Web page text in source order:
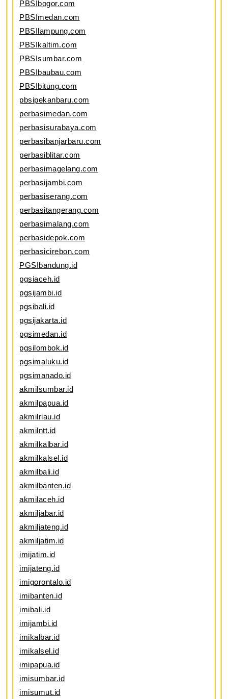
PBSIbogor.com
PBSImedan.com
PBSIlampung.com
PBSIkaltim.com
PBSIsumbar.com
PBSIbaubau.com
PBSIbitung.com
pbsipekanbaru.com
perbasimedan.com
perbasisurabaya.com
perbasibanjarbaru.com
perbasiblitar.com
perbasimagelang.com
perbasijambi.com
perbasiserang.com
perbasitangerang.com
perbasimalang.com
perbasidepok.com
perbasicirebon.com
PGSIbandung.id
pgsiaceh.id
pgsijambi.id
pgsibali.id
pgsijakarta.id
pgsimedan.id
pgsilombok.id
pgsimaluku.id
pgsimanado.id
akmilsumbar.id
akmilpapua.id
akmilriau.id
akmilntt.id
akmilkalbar.id
akmilkalsel.id
akmilbali.id
akmilbanten.id
akmilaceh.id
akmiljabar.id
akmiljateng.id
akmiljatim.id
imijatim.id
imijateng.id
imigorontalo.id
imibanten.id
imibali.id
imijambi.id
imikalbar.id
imikalsel.id
imipapua.id
imisumbar.id
imisumut.id